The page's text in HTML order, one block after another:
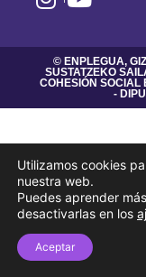
© ENPLEGUA,
SUSTATZEKO
COHESIÓN SOCIAL
-
Utilizamos cookies
nuestra web.
Puedes aprender
desactivarlas en los
Aceptar